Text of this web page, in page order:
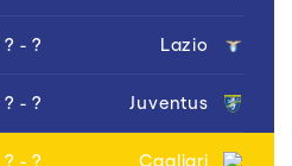
? - ? Lazio
? - ? Juventus
? - ? Cagliari